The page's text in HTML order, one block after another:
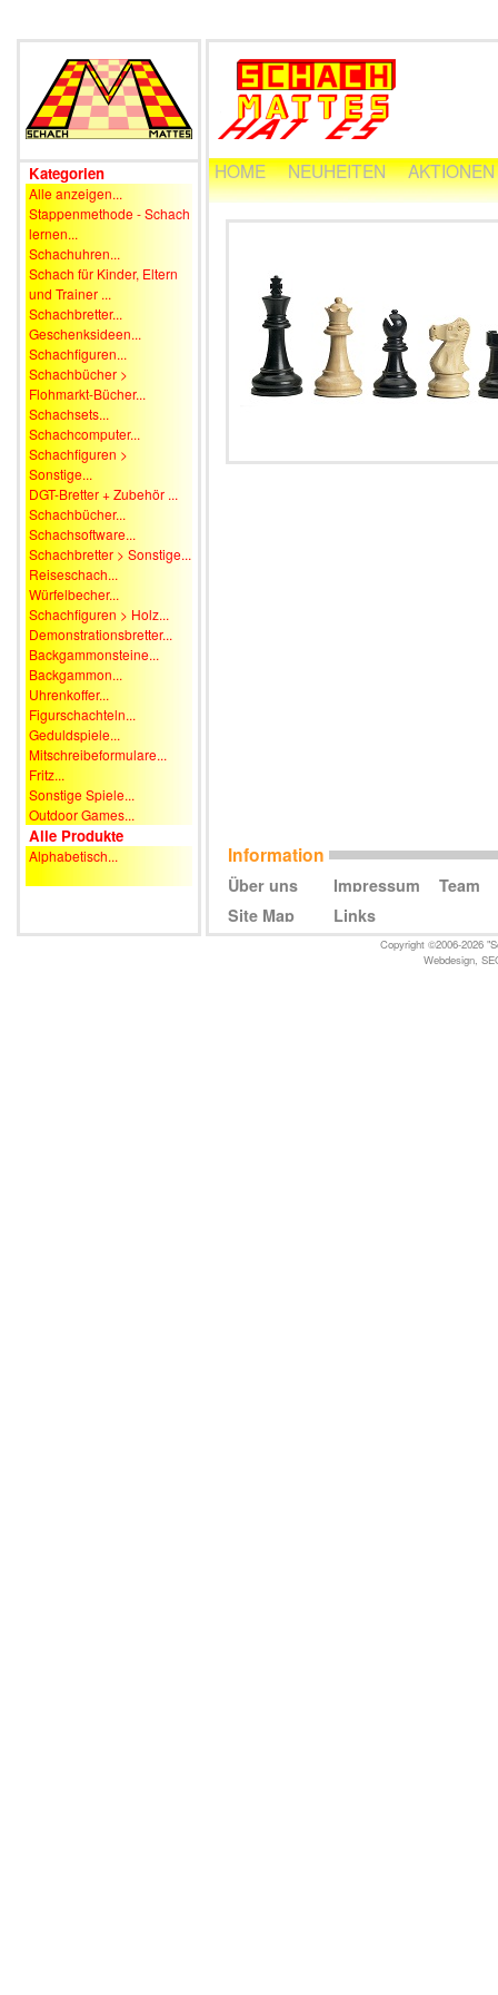
Kategorien
Alle anzeigen...
Stappenmethode - Schach
lernen...
Schachuhren...
Schach für Kinder, Eltern
und Trainer ...
Schachbretter...
Geschenksideen...
Schachfiguren...
Schachbücher >
Flohmarkt-Bücher...
Schachsets...
Schachcomputer...
Schachfiguren >
Sonstige...
DGT-Bretter + Zubehör ...
Schachbücher...
Schachsoftware...
Schachbretter > Sonstige...
Reiseschach...
Würfelbecher...
Schachfiguren > Holz...
Demonstrationsbretter...
Backgammonsteine...
Backgammon...
Uhrenkoffer...
Figurschachteln...
Geduldspiele...
Mitschreibeformulare...
Fritz...
Sonstige Spiele...
Outdoor Games...
Alle Produkte
Alphabetisch...
HOME NEUHEITEN AKTIONEN
Information
Über uns Impressum
Team
Site Map
Links
Copyright ©2006-2026
Webdesign,